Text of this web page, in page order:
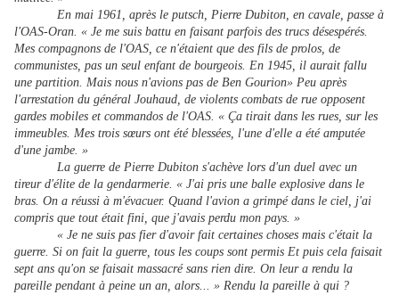
En mai 1961, après le putsch, Pierre Dubiton, en cavale, passe à
l'OAS-Oran. « Je me suis battu en faisant parfois des trucs désespérés.
Mes compagnons de l'OAS, ce n'étaient que des fils de prolos, de
communistes, pas un seul enfant de bourgeois. En 1945, il aurait fallu
une partition. Mais nous n'avions pas de Ben Gourion» Peu après
l'arrestation du général Jouhaud, de violents combats de rue opposent
gardes mobiles et commandos de l'OAS. « Ça tirait dans les rues, sur les
immeubles. Mes trois sœurs ont été blessées, l'une d'elle a été amputée
d'une jambe. »
La guerre de Pierre Dubiton s'achève lors d'un duel avec un
tireur d'élite de la gendarmerie. « J'ai pris une balle explosive dans le
bras. On a réussi à m'évacuer. Quand l'avion a grimpé dans le ciel, j'ai
compris que tout était fini, que j'avais perdu mon pays. »
« Je ne suis pas fier d'avoir fait certaines choses mais c'était la
guerre. Si on fait la guerre, tous les coups sont permis Et puis cela faisait
sept ans qu'on se faisait massacré sans rien dire. On leur a rendu la
pareille pendant à peine un an, alors... » Rendu la pareille à qui ?